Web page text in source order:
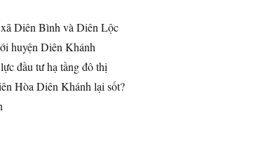
Diên Bình và Diên Lộc
huyện Diên Khánh
đầu tư hạ tầng đô thị
Hòa Diên Khánh lại sốt?